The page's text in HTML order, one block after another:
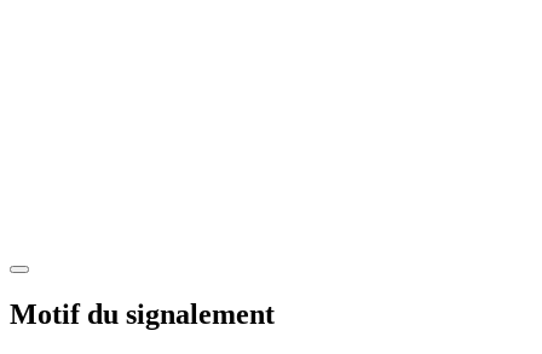
Motif du signalement